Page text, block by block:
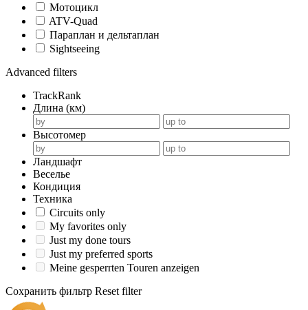
Мотоцикл
ATV-Quad
Параплан и дельтаплан
Sightseeing
Advanced filters
TrackRank
Длина (км)
Высотомер
Ландшафт
Веселье
Кондиция
Техника
Circuits only
My favorites only
Just my done tours
Just my preferred sports
Meine gesperrten Touren anzeigen
Сохранить фильтр Reset filter